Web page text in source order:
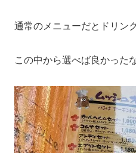
通常のメニューだとドリン
この中から選べば良かった